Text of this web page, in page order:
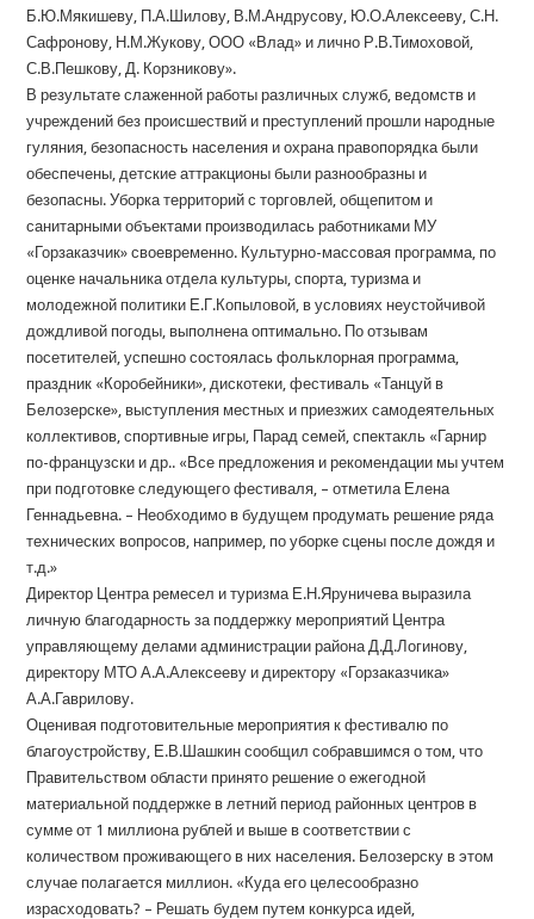
Б.Ю.Мякишеву, П.А.Шилову, В.М.Андрусову, Ю.О.Алексееву, С.Н.
Сафронову, Н.М.Жукову, ООО «Влад» и лично Р.В.Тимоховой,
С.В.Пешкову, Д. Корзникову».
В результате слаженной работы различных служб, ведомств и
учреждений без происшествий и преступлений прошли народные
гуляния, безопасность населения и охрана правопорядка были
обеспечены, детские аттракционы были разнообразны и
безопасны. Уборка территорий с торговлей, общепитом и
санитарными объектами производилась работниками МУ
«Горзаказчик» своевременно. Культурно-массовая программа, по
оценке начальника отдела культуры, спорта, туризма и
молодежной политики Е.Г.Копыловой, в условиях неустойчивой
дождливой погоды, выполнена оптимально. По отзывам
посетителей, успешно состоялась фольклорная программа,
праздник «Коробейники», дискотеки, фестиваль «Танцуй в
Белозерске», выступления местных и приезжих самодеятельных
коллективов, спортивные игры, Парад семей, спектакль «Гарнир
по-французски и др.. «Все предложения и рекомендации мы учтем
при подготовке следующего фестиваля, – отметила Елена
Геннадьевна. – Необходимо в будущем продумать решение ряда
технических вопросов, например, по уборке сцены после дождя и
т.д.»
Директор Центра ремесел и туризма Е.Н.Яруничева выразила
личную благодарность за поддержку мероприятий Центра
управляющему делами администрации района Д.Д.Логинову,
директору МТО А.А.Алексееву и директору «Горзаказчика»
А.А.Гаврилову.
Оценивая подготовительные мероприятия к фестивалю по
благоустройству, Е.В.Шашкин сообщил собравшимся о том, что
Правительством области принято решение о ежегодной
материальной поддержке в летний период районных центров в
сумме от 1 миллиона рублей и выше в соответствии с
количеством проживающего в них населения. Белозерску в этом
случае полагается миллион. «Куда его целесообразно
израсходовать? – Решать будем путем конкурса идей,